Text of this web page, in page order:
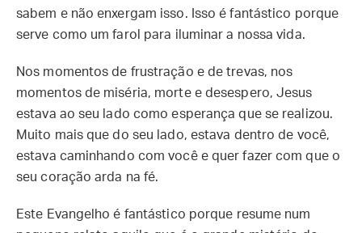
sabem e não enxergam isso. Isso é fantástico porque
serve como um farol para iluminar a nossa vida.
Nos momentos de frustração e de trevas, nos
momentos de miséria, morte e desespero, Jesus
estava ao seu lado como esperança que se realizou.
Muito mais que do seu lado, estava dentro de você,
estava caminhando com você e quer fazer com que o
seu coração arda na fé.
Este Evangelho é fantástico porque resume num